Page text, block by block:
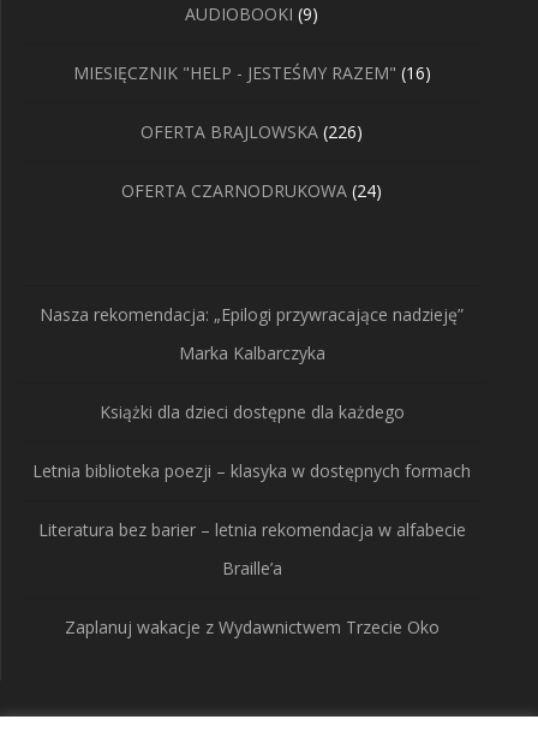
AUDIOBOOKI 99
MIESIĘCZNIK "HELP - JESTEŚMY RAZEM" 1616
OFERTA BRAJLOWSKA 226226
OFERTA CZARNODRUKOWA 2424
Nasza rekomendacja: „Epilogi przywracające nadzieję”
Marka Kalbarczyka
Książki dla dzieci dostępne dla każdego
Letnia biblioteka poezji – klasyka w dostępnych formach
Literatura bez barier – letnia rekomendacja w alfabecie
Braille’a
Zaplanuj wakacje z Wydawnictwem Trzecie Oko